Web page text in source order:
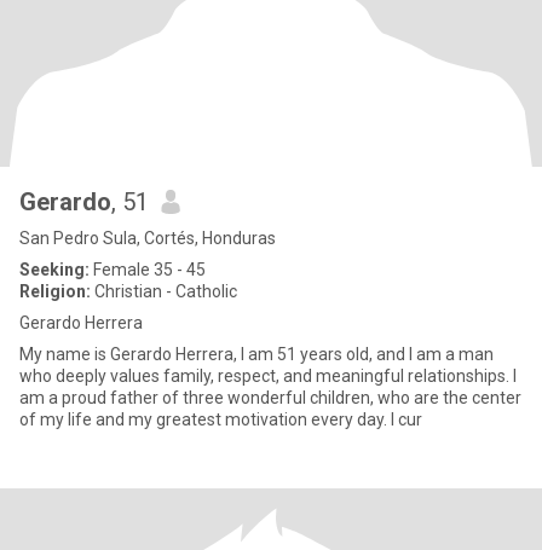
Gerardo, 51
San Pedro Sula, Cortés, Honduras
Seeking: Female 35 - 45
Religion: Christian - Catholic
Gerardo Herrera
My name is Gerardo Herrera, I am 51 years old, and I am a man
who deeply values family, respect, and meaningful relationships. I
am a proud father of three wonderful children, who are the center
of my life and my greatest motivation every day. I cur